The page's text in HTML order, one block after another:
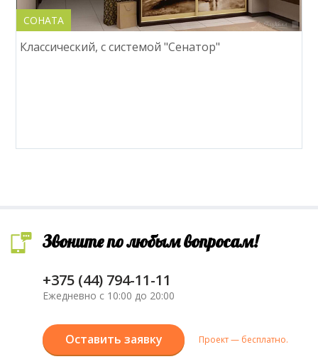
СОНАТА
Классический, с системой "Сенатор"
Звоните по любым вопросам!
+375 (44) 794-11-11
Ежедневно с 10:00 до 20:00
Оставить заявку Проект — бесплатно.